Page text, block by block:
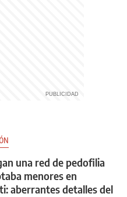
una red de pedofilia
menores en
aberrantes detalles del